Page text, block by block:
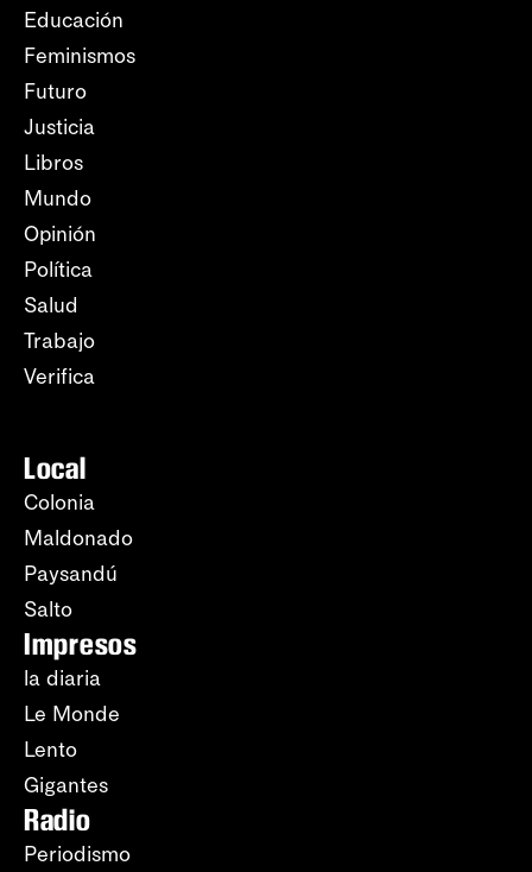
Educación
Feminismos
Futuro
Justicia
Libros
Mundo
Opinión
Política
Salud
Trabajo
Verifica
Local
Colonia
Maldonado
Paysandú
Salto
Impresos
la diaria
Le Monde
Lento
Gigantes
Radio
Periodismo